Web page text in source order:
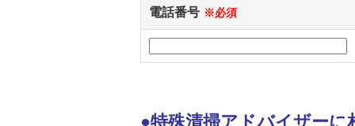
電話番号 ※必須
●特殊清掃アドバイザーに